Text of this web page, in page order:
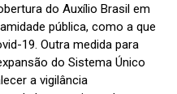
do Auxílio Brasil em
pública, como a que
19. Outra medida para
do Sistema Único
a vigilância